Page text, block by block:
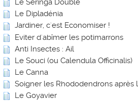
Le Seringa Double
Le Dipladénia
Jardiner, c'est Economiser !
Eviter d'abîmer les potimarrons
Anti Insectes : Ail
Le Souci (ou Calendula Officinalis)
Le Canna
Soigner les Rhododendrons après
Le Goyavier